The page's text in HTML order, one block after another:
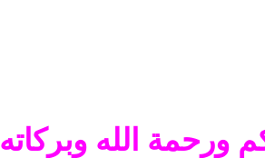
ورحمة الله وبركاته